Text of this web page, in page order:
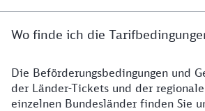
Wo finde ich die
Die Beförderungsbedingungen und
der Länder-Tickets und der
einzelnen Bundesländer finden Sie